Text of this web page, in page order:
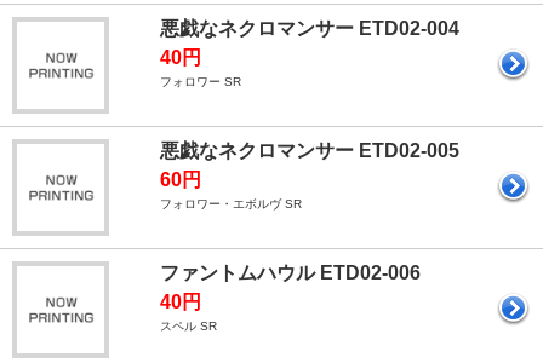
悪戯なネクロマンサー ETD02-004
40円
フォロワー SR
悪戯なネクロマンサー ETD02-005
60円
フォロワー・エボルヴ SR
ファントムハウル ETD02-006
40円
スペル SR